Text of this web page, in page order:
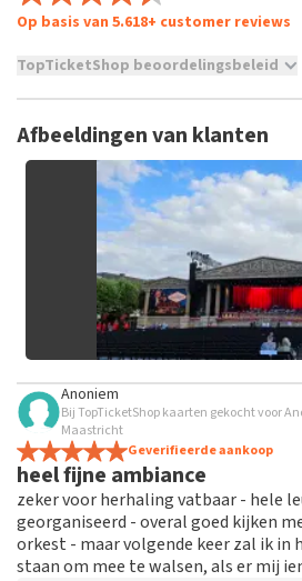
Op basis van 5.618+ customer reviews
TopTicketShop beoordelingsbeleid
niet mogelijk om een review achter te
tickets hebt aangeschaft bij
grof taalgebruik en/of onwaarheden
Het kan enkele weken duren voordat
Afbeeldingen van klanten
Anoniem
Bij TopTicketShop kaarten gekocht voor
Maastricht
Geverifieerde aankoop
heel fijne ambiance
zeker voor herhaling vatbaar - hele
georganiseerd - overal goed kijken
orkest - maar volgende keer zal ik in
staan om mee te walsen, als er mij